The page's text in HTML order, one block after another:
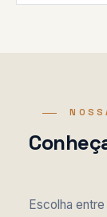
Escolha